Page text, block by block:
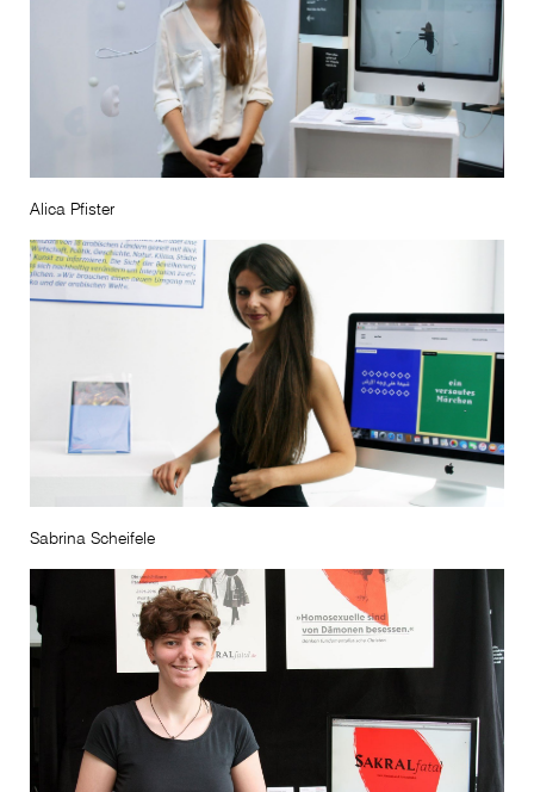
Alica Pfister
Sabrina Scheifele